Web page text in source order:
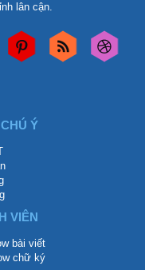
lân cận.
Ý
VIÊN
bài viết
chữ ký